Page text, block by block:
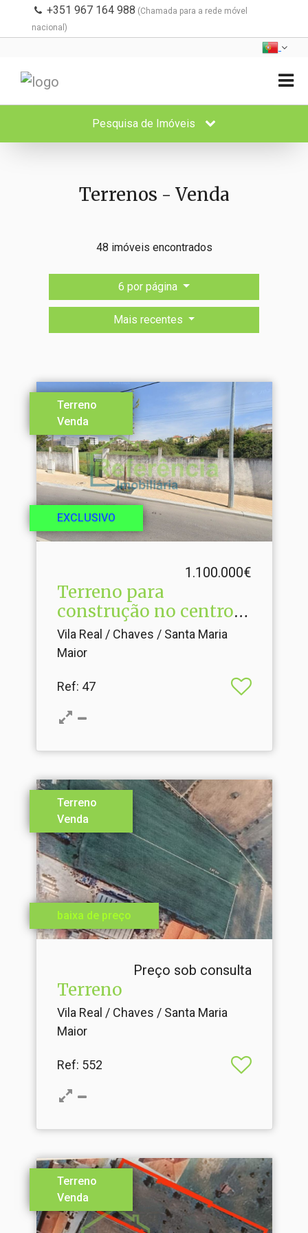
+351 967 164 988 (Chamada para a rede móvel
nacional)
Pesquisa de Imóveis
Terrenos - Venda
48 imóveis encontrados
6 por página
Mais recentes
Terreno
Venda
EXCLUSIVO
1.100.000€
Terreno para
construção no centro
da cidade
Vila Real / Chaves / Santa Maria
Maior
Ref: 47
Terreno
Venda
baixa de preço
Preço sob consulta
Terreno
Vila Real / Chaves / Santa Maria
Maior
Ref: 552
Terreno
Venda